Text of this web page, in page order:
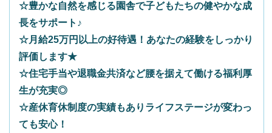
☆豊かな自然を感じる園舎で子どもたちの健やかな成
長をサポート♪
☆月給25万円以上の好待遇！あなたの経験をしっかり
評価します★
☆住宅手当や退職金共済など腰を据えて働ける福利厚
生が充実◎
☆産休育休制度の実績もありライフステージが変わっ
ても安心！